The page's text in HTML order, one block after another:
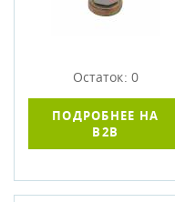
Остаток: 0
ПОДРОБНЕЕ НА
B2B